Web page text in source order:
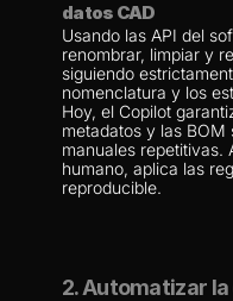
datos CAD
Usando las API del
renombrar, limpiar y
siguiendo
nomenclatura y los
Hoy, el Copilot
metadatos y las
manuales repetitivas.
humano, aplica las
reproducible.
2. Automatizar